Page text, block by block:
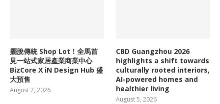
擺脫傳統 Shop Lot！全馬首
見一站式家居產業商業中心
BizCore X iN Design Hub 盛
大預售
August 7, 2026
CBD Guangzhou 2026
highlights a shift towards
culturally rooted interiors,
AI-powered homes and
healthier living
August 5, 2026